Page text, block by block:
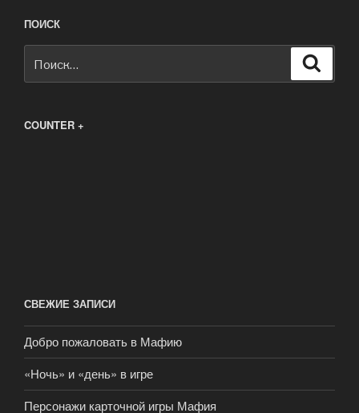
ПОИСК
COUNTER +
СВЕЖИЕ ЗАПИСИ
Добро пожаловать в Мафию
«Ночь» и «день» в игре
Персонажи карточной игры Мафия